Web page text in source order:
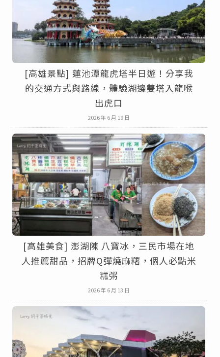
[高雄景點] 蓮池潭龍虎塔半日遊！分享我
的交通方式與路線，體驗湖邊雙塔入龍喉
出虎口
2026 年 6 月 19 日
[高雄美食] 澎湖陳 八寶冰，三民市場在地
人推薦甜品，招牌Q彈燒麻糬，個人必點米
糕粥
2026 年 6 月 13 日